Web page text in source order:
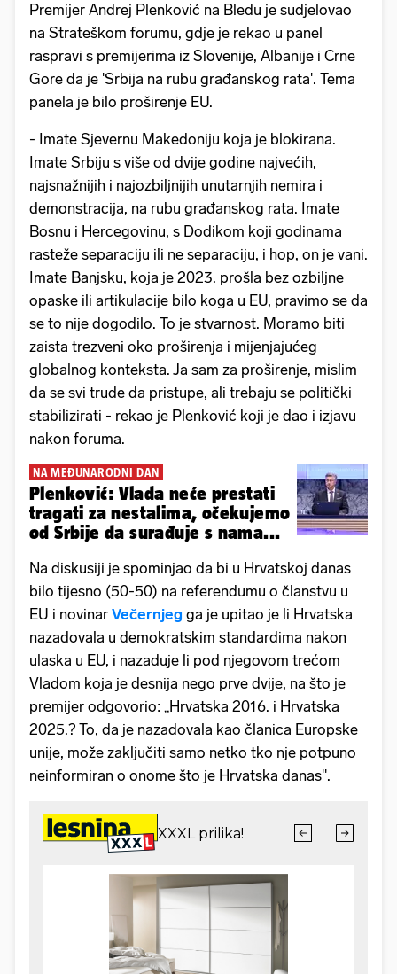
Premijer Andrej Plenković na Bledu je sudjelovao
na Strateškom forumu, gdje je rekao u panel
raspravi s premijerima iz Slovenije, Albanije i Crne
Gore da je 'Srbija na rubu građanskog rata'. Tema
panela je bilo proširenje EU.
- Imate Sjevernu Makedoniju koja je blokirana.
Imate Srbiju s više od dvije godine najvećih,
najsnažnijih i najozbiljnijih unutarnjih nemira i
demonstracija, na rubu građanskog rata. Imate
Bosnu i Hercegovinu, s Dodikom koji godinama
rasteže separaciju ili ne separaciju, i hop, on je vani.
Imate Banjsku, koja je 2023. prošla bez ozbiljne
opaske ili artikulacije bilo koga u EU, pravimo se da
se to nije dogodilo. To je stvarnost. Moramo biti
zaista trezveni oko proširenja i mijenjajućeg
globalnog konteksta. Ja sam za proširenje, mislim
da se svi trude da pristupe, ali trebaju se politički
stabilizirati - rekao je Plenković koji je dao i izjavu
nakon foruma.
NA MEĐUNARODNI DAN
Plenković: Vlada neće prestati
tragati za nestalima, očekujemo
od Srbije da surađuje s nama...
Na diskusiji je spominjao da bi u Hrvatskoj danas
bilo tijesno (50-50) na referendumu o članstvu u
EU i novinar Večernjeg ga je upitao je li Hrvatska
nazadovala u demokratskim standardima nakon
ulaska u EU, i nazaduje li pod njegovom trećom
Vladom koja je desnija nego prve dvije, na što je
premijer odgovorio: „Hrvatska 2016. i Hrvatska
2025.? To, da je nazadovala kao članica Europske
unije, može zaključiti samo netko tko nje potpuno
neinformiran o onome što je Hrvatska danas".